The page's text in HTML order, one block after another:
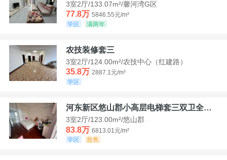
3室2厅/133.07m²/馨河湾G区
77.8万 5846.55元/m²
学区
满两年
农技装修套三
3室2厅/124.00m²/农技中心（红建路）
35.8万 2887.1元/m²
学区
河东新区悠山郡小高层电梯套三双卫全装带家具家电
3室2厅/123.00m²/悠山郡
83.8万 6813.01元/m²
学区
急售